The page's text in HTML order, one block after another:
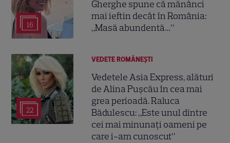
16
Gherghe spune că mănânci
mai ieftin decât în România:
„Masă abundentă…”
22
VEDETE ROMÂNEŞTI
Vedetele Asia Express, alături
de Alina Pușcău în cea mai
grea perioadă. Raluca
Bădulescu: „Este unul dintre
cei mai minunați oameni pe
care i-am cunoscut”